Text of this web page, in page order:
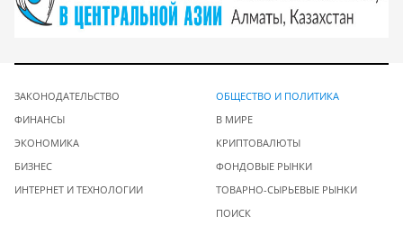
ЗАКОНОДАТЕЛЬСТВО
ФИНАНСЫ
ЭКОНОМИКА
БИЗНЕС
ИНТЕРНЕТ И ТЕХНОЛОГИИ
ОБЩЕСТВО И ПОЛИТИКА
В МИРЕ
КРИПТОВАЛЮТЫ
ФОНДОВЫЕ РЫНКИ
ТОВАРНО-СЫРЬЕВЫЕ РЫНКИ
ПОИСК